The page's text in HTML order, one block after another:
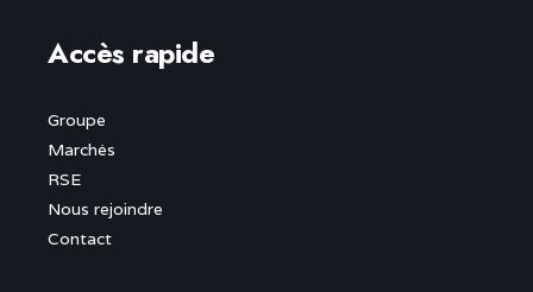
Accès rapide
Groupe
Marchés
RSE
Nous rejoindre
Contact